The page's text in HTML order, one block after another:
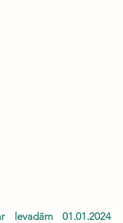
levadām 01.01.2024